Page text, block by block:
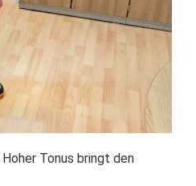
Hoher Tonus bringt den